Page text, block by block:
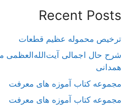
Recent Posts
ترخیص محموله عظیم قطعات
شرح حال اجمالی آیت‌الله‌العظمی
همدانی
مجموعه کتاب آموزه های معرفت
مجموعه کتاب آموزه های معرفت